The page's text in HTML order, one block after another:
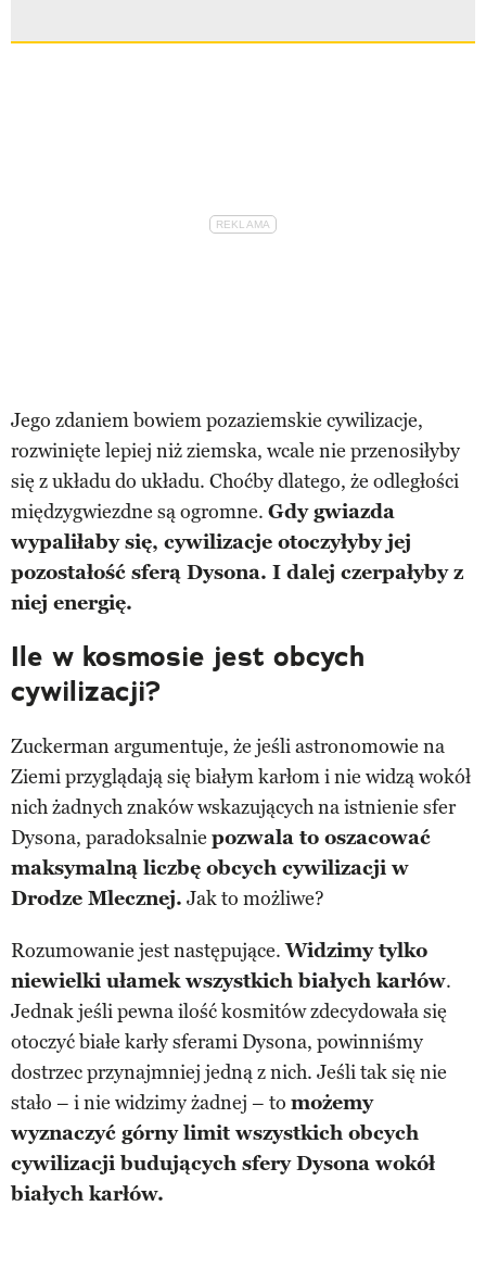
Jego zdaniem bowiem pozaziemskie cywilizacje,
rozwinięte lepiej niż ziemska, wcale nie przenosiłyby
się z układu do układu. Choćby dlatego, że odległości
międzygwiezdne są ogromne. Gdy gwiazda
wypaliłaby się, cywilizacje otoczyłyby jej
pozostałość sferą Dysona. I dalej czerpałyby z
niej energię.
Ile w kosmosie jest obcych
cywilizacji?
Zuckerman argumentuje, że jeśli astronomowie na
Ziemi przyglądają się białym karłom i nie widzą wokół
nich żadnych znaków wskazujących na istnienie sfer
Dysona, paradoksalnie pozwala to oszacować
maksymalną liczbę obcych cywilizacji w
Drodze Mlecznej. Jak to możliwe?
Rozumowanie jest następujące.Widzimy tylko
niewielki ułamek wszystkich białych karłów.
Jednak jeśli pewna ilość kosmitów zdecydowała się
otoczyć białe karły sferami Dysona, powinniśmy
dostrzec przynajmniej jedną z nich. Jeśli tak się nie
stało – i nie widzimy żadnej – to możemy
wyznaczyć górny limit wszystkich obcych
cywilizacji budujących sfery Dysona wokół
białych karłów.